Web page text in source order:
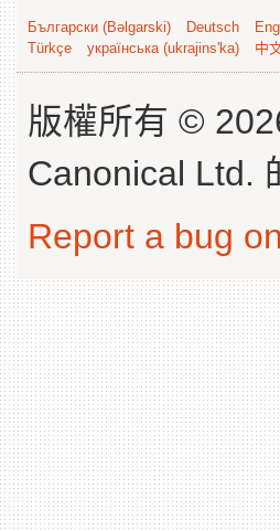
Български (Bəlgarski) Deutsch
Türkçe
українська (ukrajins'ka) 中
版權所有 ©
Canonical Ltd.
Report a bug